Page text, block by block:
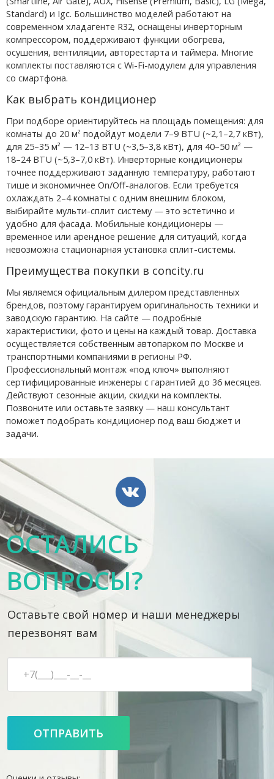
Standard) и Igc. Большинство моделей работают на
современном хладагенте R32, оснащены инверторным
компрессором, поддерживают функции обогрева,
осушения, вентиляции, авторестарта и таймера. Многие
комплекты поставляются с Wi-Fi-модулем для управления
со смартфона.
Как выбрать кондиционер
При подборе ориентируйтесь на площадь помещения: для
комнаты до 20 м² подойдут модели 7–9 BTU (~2,1–2,7 кВт),
для 25–35 м² — 12–13 BTU (~3,5–3,8 кВт), для 40–50 м² —
18–24 BTU (~5,3–7,0 кВт). Инверторные кондиционеры
точнее поддерживают заданную температуру, работают
тише и экономичнее On/Off-аналогов. Если требуется
охлаждать 2–4 комнаты с одним внешним блоком,
выбирайте мульти-сплит систему — это эстетично и
удобно для фасада. Мобильные кондиционеры —
временное или арендное решение для ситуаций, когда
невозможна стационарная установка сплит-системы.
Преимущества покупки в concity.ru
Мы являемся официальным дилером представленных
брендов, поэтому гарантируем оригинальность техники и
заводскую гарантию. На сайте — подробные
характеристики, фото и цены на каждый товар. Доставка
осуществляется собственным автопарком по Москве и
транспортными компаниями в регионы РФ.
Профессиональный монтаж «под ключ» выполняют
сертифицированные инженеры с гарантией до 36 месяцев.
Действуют сезонные акции, скидки на комплекты.
Позвоните или оставьте заявку — наш консультант
поможет подобрать кондиционер под ваш бюджет и
задачи.
ОСТАЛИСЬ
ВОПРОСЫ?
Оставьте свой номер и наши менеджеры
перезвонят вам